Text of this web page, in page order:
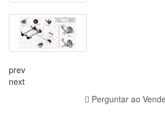
prev
next
Perguntar ao